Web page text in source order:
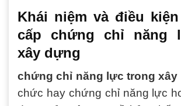
Khái niệm và điều
cấp chứng chỉ năng
xây dựng
chứng chỉ năng lực trong xây
chức hay chứng chỉ năng lực